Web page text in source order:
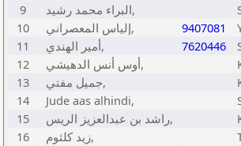
9
البراء محمد رشيد,
10
إلياس المعصراني, 9407081
11
أمير الهندي, 7620446
12
أوس أنس الدهيشي,
13
جميل مفتي,
14
Jude aas alhindi,
15
راشد بن عبدالعزيز الريس,
16
زيد كلثوم,